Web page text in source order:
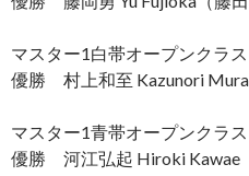
マスター1白帯オープンクラス
優勝 村上和至 Kazunori
マスター1青帯オープンクラス
優勝 河江弘起 Hiroki Kawae